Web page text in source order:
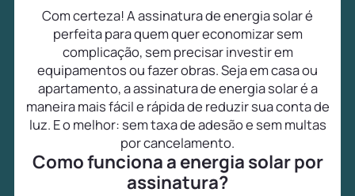
Com certeza! A assinatura de energia solar é
perfeita para quem quer economizar sem
complicação, sem precisar investir em
equipamentos ou fazer obras. Seja em casa ou
apartamento, a assinatura de energia solar é a
maneira mais fácil e rápida de reduzir sua conta de
luz. E o melhor: sem taxa de adesão e sem multas
por cancelamento.
Como funciona a energia solar por
assinatura?